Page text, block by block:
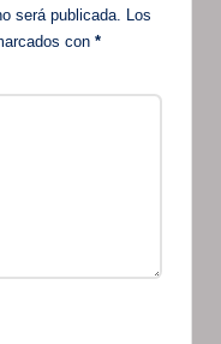
será publicada.
Los
con *